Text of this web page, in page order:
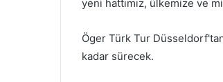
yeni hattımız, ülkemize ve
Öger Türk Tur
kadar sürecek.